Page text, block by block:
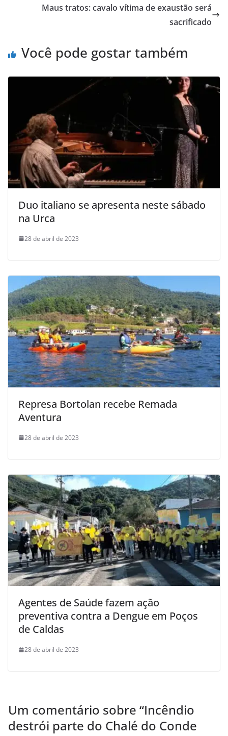
Maus tratos: cavalo vítima de exaustão será
sacrificado
Você pode gostar também
Duo italiano se apresenta neste sábado
na Urca
28 de abril de 2023
Represa Bortolan recebe Remada
Aventura
28 de abril de 2023
Agentes de Saúde fazem ação
preventiva contra a Dengue em Poços
de Caldas
28 de abril de 2023
Um comentário sobre “Incêndio
destrói parte do Chalé do Conde